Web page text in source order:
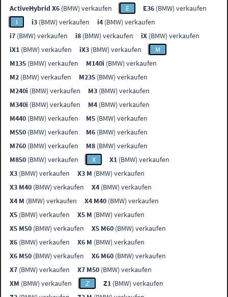
ActiveHybrid X6 (BMW) verkaufen E E36 (BMW) verkaufen
I
i3 (BMW) verkaufen i4 (BMW) verkaufen
i7 (BMW) verkaufen i8 (BMW) verkaufen iX (BMW) verkaufen
iX1 (BMW) verkaufen iX3 (BMW) verkaufen
M
M135 (BMW) verkaufen M140i (BMW) verkaufen
M2 (BMW) verkaufen M235 (BMW) verkaufen
M240i (BMW) verkaufen M3 (BMW) verkaufen
M340i (BMW) verkaufen M4 (BMW) verkaufen
M440 (BMW) verkaufen M5 (BMW) verkaufen
M550 (BMW) verkaufen M6 (BMW) verkaufen
M760 (BMW) verkaufen M8 (BMW) verkaufen
M850 (BMW) verkaufen X X1 (BMW) verkaufen
X3 (BMW) verkaufen X3 M (BMW) verkaufen
X3 M40 (BMW) verkaufen X4 (BMW) verkaufen
X4 M (BMW) verkaufen X4 M40 (BMW) verkaufen
X5 (BMW) verkaufen X5 M (BMW) verkaufen
X5 M50 (BMW) verkaufen X5 M60 (BMW) verkaufen
X6 (BMW) verkaufen X6 M (BMW) verkaufen
X6 M50 (BMW) verkaufen X6 M60 (BMW) verkaufen
X7 (BMW) verkaufen X7 M50 (BMW) verkaufen
XM (BMW) verkaufen Z Z1 (BMW) verkaufen